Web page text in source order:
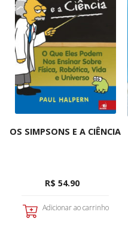
OS SIMPSONS E A CIÊNCIA
R$ 54.90
Adicionar ao carrinho